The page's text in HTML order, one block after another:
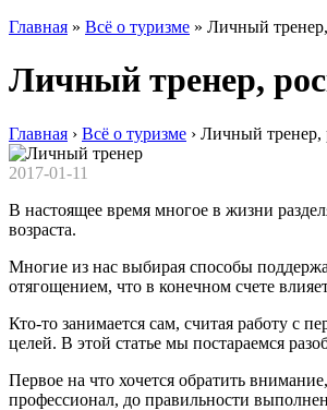
Главная » Всё о туризме » Личный
Личный тренер,
Главная › Всё о туризме › Личный тренер,
2017-01-11
В настоящее время многое в жизни
возраста.
Многие из нас выбирая способы
отягощением, что в конечном счете
Кто-­то занимается сам, считая работу с
целей. В этой статье мы постараемся
Первое на что хочется обратить
профессионал, до правильности